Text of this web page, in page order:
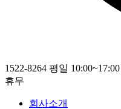
1522-8264 평일
휴무
회사소개